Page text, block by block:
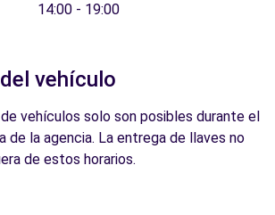
14:00 - 19:00
vehículo
vehículos solo son posibles durante el
de la agencia. La entrega de llaves no
de estos horarios.